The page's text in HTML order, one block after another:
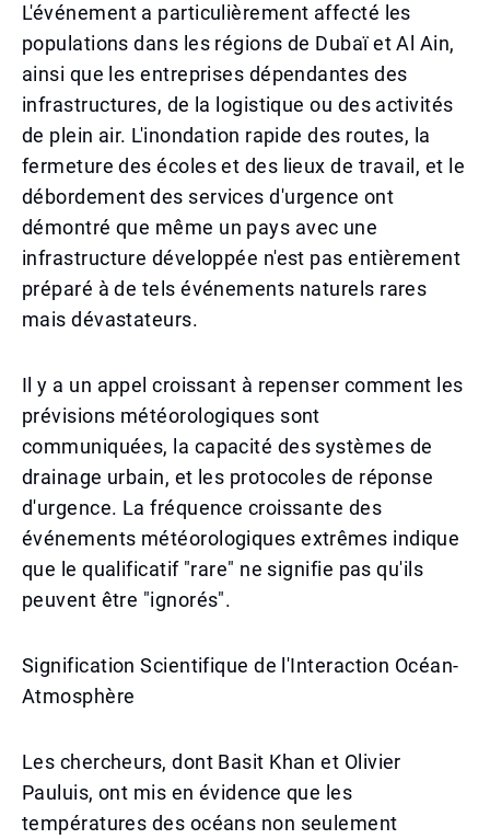
L'événement a particulièrement affecté les
populations dans les régions de Dubaï et Al Ain,
ainsi que les entreprises dépendantes des
infrastructures, de la logistique ou des activités
de plein air. L'inondation rapide des routes, la
fermeture des écoles et des lieux de travail, et le
débordement des services d'urgence ont
démontré que même un pays avec une
infrastructure développée n'est pas entièrement
préparé à de tels événements naturels rares
mais dévastateurs.
Il y a un appel croissant à repenser comment les
prévisions météorologiques sont
communiquées, la capacité des systèmes de
drainage urbain, et les protocoles de réponse
d'urgence. La fréquence croissante des
événements météorologiques extrêmes indique
que le qualificatif "rare" ne signifie pas qu'ils
peuvent être "ignorés".
Signification Scientifique de l'Interaction Océan-
Atmosphère
Les chercheurs, dont Basit Khan et Olivier
Pauluis, ont mis en évidence que les
températures des océans non seulement